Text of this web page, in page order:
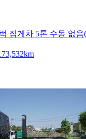
집게차 5톤 수동 없음